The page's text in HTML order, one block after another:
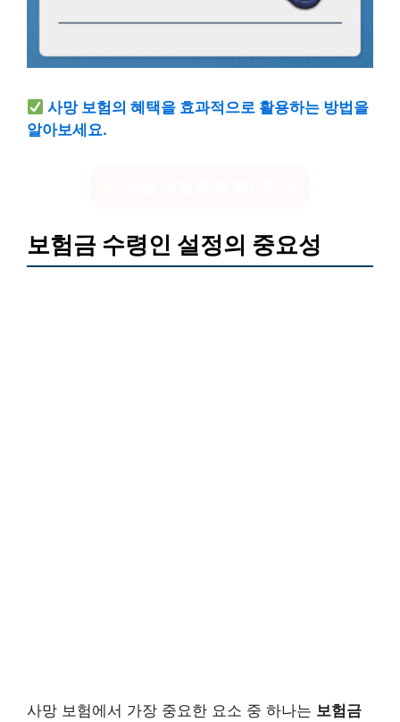
사망 보험의 혜택을 효과적으로 활용하는 방법을
알아보세요.
보험금 수령인 설정의 중요성
사망 보험에서 가장 중요한 요소 중 하나는 보험금